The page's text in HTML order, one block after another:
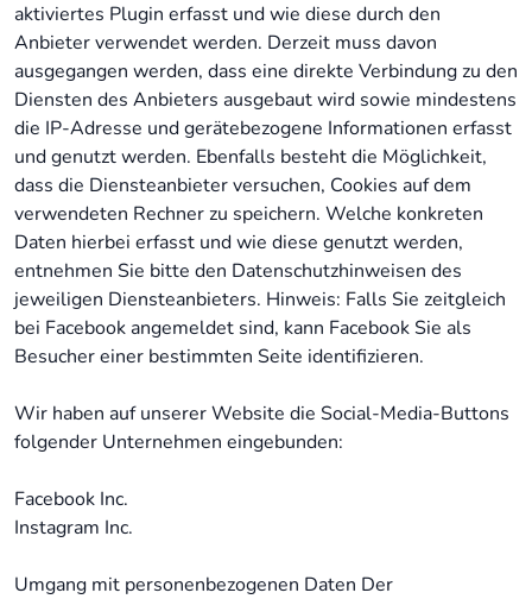
aktiviertes Plugin erfasst und wie diese durch den
Anbieter verwendet werden. Derzeit muss davon
ausgegangen werden, dass eine direkte Verbindung zu den
Diensten des Anbieters ausgebaut wird sowie mindestens
die IP-Adresse und gerätebezogene Informationen erfasst
und genutzt werden. Ebenfalls besteht die Möglichkeit,
dass die Diensteanbieter versuchen, Cookies auf dem
verwendeten Rechner zu speichern. Welche konkreten
Daten hierbei erfasst und wie diese genutzt werden,
entnehmen Sie bitte den Datenschutzhinweisen des
jeweiligen Diensteanbieters. Hinweis: Falls Sie zeitgleich
bei Facebook angemeldet sind, kann Facebook Sie als
Besucher einer bestimmten Seite identifizieren.
Wir haben auf unserer Website die Social-Media-Buttons
folgender Unternehmen eingebunden:
Facebook Inc.
Instagram Inc.
Umgang mit personenbezogenen Daten Der